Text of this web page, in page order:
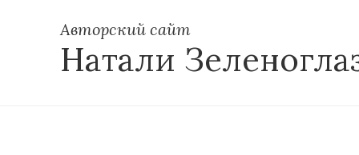
Авторский сайт
Натали